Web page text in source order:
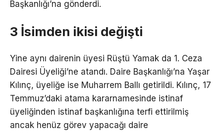
Başkanlığı’na gönderdi.
3 İsimden ikisi değişti
Yine aynı dairenin üyesi Rüştü Yamak da 1. Ceza
Dairesi Üyeliği’ne atandı. Daire Başkanlığı’na Yaşar
Kılınç, üyeliğe ise Muharrem Ballı getirildi. Kılınç, 17
Temmuz’daki atama kararnamesinde istinaf
üyeliğinden istinaf başkanlığına terfi ettirilmiş
ancak henüz görev yapacağı daire